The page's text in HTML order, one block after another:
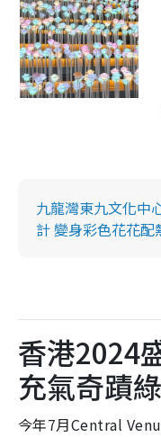
九龍灣東九文化中
計 變身彩色花花配
香港2024
充氣奇蹟
今年7月Central